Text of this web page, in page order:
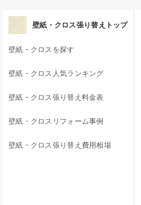
壁紙・クロス張り替えトップ
壁紙・クロスを探す
壁紙・クロス人気ランキング
壁紙・クロス張り替え料金表
壁紙・クロスリフォーム事例
壁紙・クロス張り替え費用相場